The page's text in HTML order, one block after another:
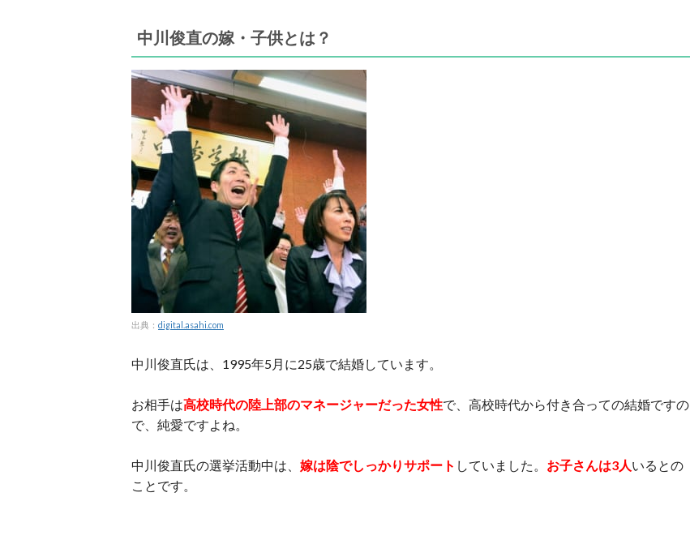
中川俊直の嫁・子供とは？
出典： digital.asahi.com
中川俊直氏は、1995年5月に25歳で結婚しています。
お相手は高校時代の陸上部のマネージャーだった女性で、高校時代から付き合っての結婚ですの
で、純愛ですよね。
中川俊直氏の選挙活動中は、 嫁は陰でしっかりサポート していました。 お子さんは3人いるとの
ことです。